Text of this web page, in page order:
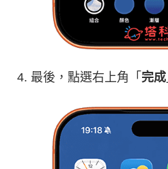
最後，點選右上角「 完成